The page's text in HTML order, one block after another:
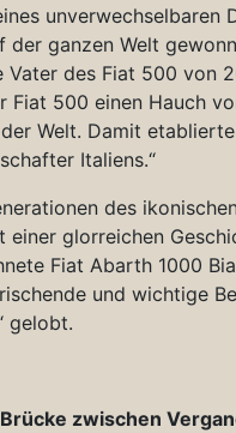
unverwechselbaren
der ganzen Welt
des Fiat 500 von
Fiat 500 einen Hauch
Welt. Damit
Italiens.“
des
einer glorreichen
Fiat Abarth 1000
und wichtige
gelobt.
zwischen